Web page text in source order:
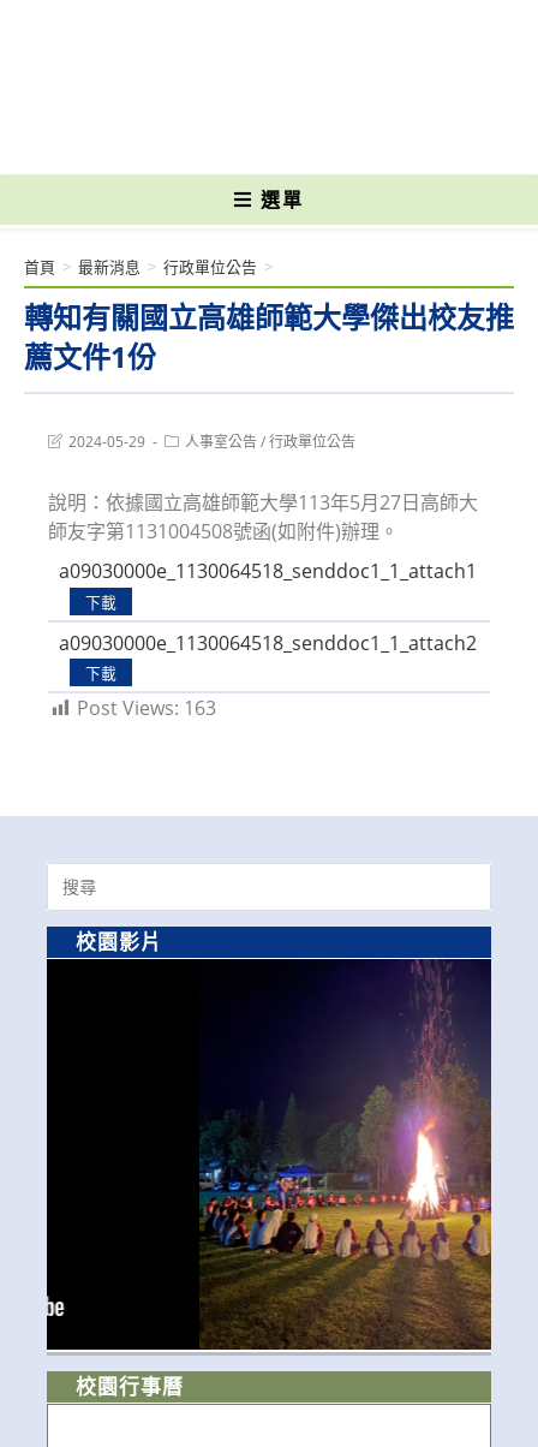
選單
轉知有關國立高雄師範大學傑出校友推
薦文件1份
首頁 > 最新消息 > 行政單位公告 >
Post2024-05-29
Post人事室公告/行政單位公告
說明：依據國立高雄師範大學113年5月27日高師大
師友字第1131004508號函(如附件)辦理。
a09030000e_1130064518_senddoc1_1_attach1
下載
a09030000e_1130064518_senddoc1_1_attach2
下載
Post Views: 163
Search
for:
校園影片
校園行事曆